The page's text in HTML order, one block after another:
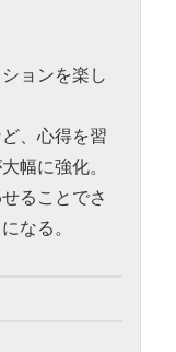
ョンを楽し
、心得を習
幅に強化。
ることでさ
なる。